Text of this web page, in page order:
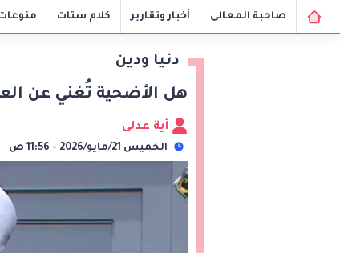
صاحبة المعالى أخبار وتقارير كلام ستات
دنيا ودين
هل الأضحية تُغني عن
أية عدلى
الخميس 21/مايو/2026 - 11:56 ص